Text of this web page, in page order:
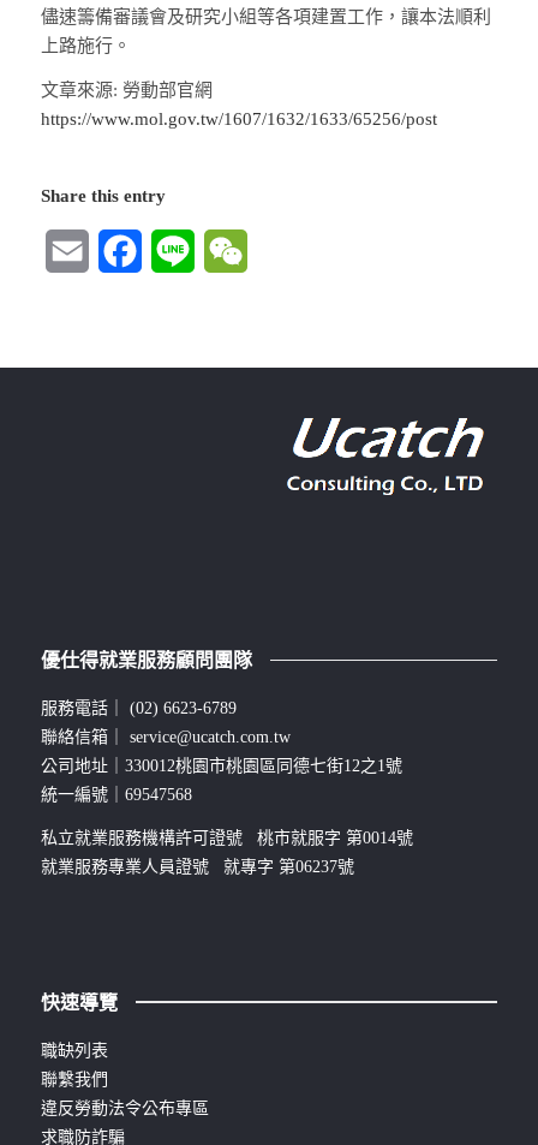
儘速籌備審議會及研究小組等各項建置工作，讓本法順利
上路施行。
文章來源: 勞動部官網
https://www.mol.gov.tw/1607/1632/1633/65256/post
Share this entry
Email FacebookLine
優仕得就業服務顧問團隊
服務電話｜ (02) 6623-6789
聯絡信箱｜ service@ucatch.com.tw
公司地址｜330012桃園市桃園區同德七街12之1號
統一編號｜69547568
私立就業服務機構許可證號 桃市就服字 第0014號
就業服務專業人員證號 就專字 第06237號
快速導覽
職缺列表
聯繫我們
違反勞動法令公布專區
求職防詐騙